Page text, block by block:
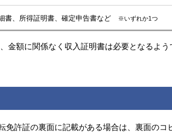
書、所得証明書、確定申告書など ※いずれか1つ
金額に関係なく収入証明書は必要となるよう
免許証の裏面に記載がある場合は、裏面のコ